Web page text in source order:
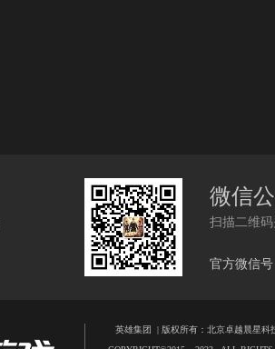
微信
扫描二维
官方微信号
英雄集团
| 版权所有：北京卓越晨星科